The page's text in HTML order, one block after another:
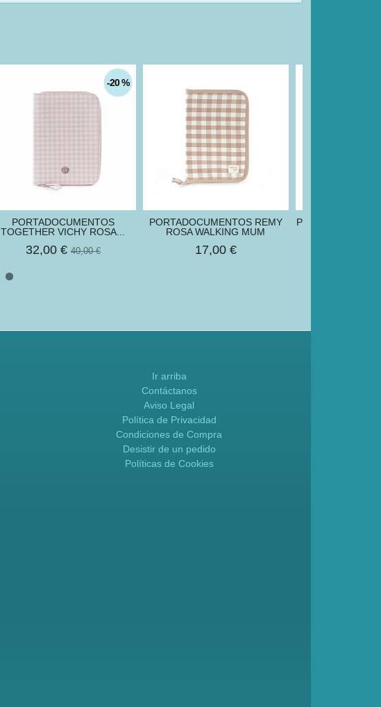
-20 %
PORTADOCUMENTOS
TOGETHER VICHY ROSA...
32,00 € 40,00 €
PORTADOCUMENTOS REMY
ROSA WALKING MUM
17,00 €
Ir arriba
Contáctanos
Aviso Legal
Política de Privacidad
Condiciones de Compra
Desistir de un pedido
Políticas de Cookies